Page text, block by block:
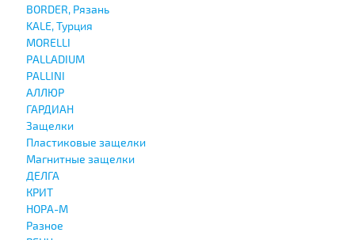
BORDER, Рязань
KALE, Турция
MORELLI
PALLADIUM
PALLINI
АЛЛЮР
ГАРДИАН
Защелки
Пластиковые защелки
Магнитные защелки
ДЕЛГА
КРИТ
НОРА-М
Разное